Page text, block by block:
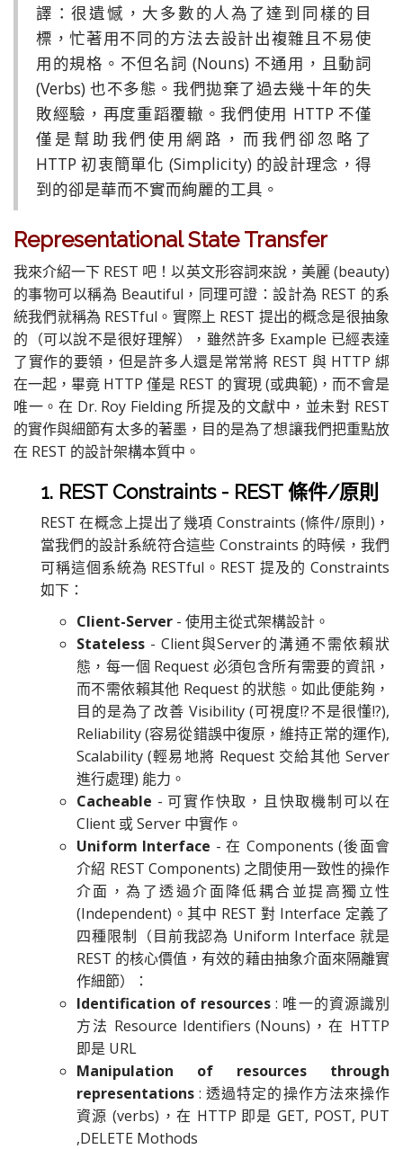
譯：很遺憾，大多數的人為了達到同樣的目
標，忙著用不同的方法去設計出複雜且不易使
用的規格。不但名詞 (Nouns) 不通用，且動詞
(Verbs) 也不多態。我們拋棄了過去幾十年的失
敗經驗，再度重蹈覆轍。我們使用 HTTP 不僅
僅是幫助我們使用網路，而我們卻忽略了
HTTP 初衷簡單化 (Simplicity) 的設計理念，得
到的卻是華而不實而絢麗的工具。
Representational State Transfer
我來介紹一下 REST 吧！以英文形容詞來說，美麗 (beauty)
的事物可以稱為 Beautiful，同理可證：設計為 REST 的系
統我們就稱為 RESTful。實際上 REST 提出的概念是很抽象
的（可以說不是很好理解），雖然許多 Example 已經表達
了實作的要領，但是許多人還是常常將 REST 與 HTTP 綁
在一起，畢竟 HTTP 僅是 REST 的實現 (或典範)，而不會是
唯一。在 Dr. Roy Fielding 所提及的文獻中，並未對 REST
的實作與細節有太多的著墨，目的是為了想讓我們把重點放
在 REST 的設計架構本質中。
1. REST Constraints - REST 條件/原則
REST 在概念上提出了幾項 Constraints (條件/原則)，
當我們的設計系統符合這些 Constraints 的時候，我們
可稱這個系統為 RESTful。REST 提及的 Constraints
如下：
Client-Server - 使用主從式架構設計。
Stateless - Client與Server的溝通不需依賴狀
態，每一個 Request 必須包含所有需要的資訊，
而不需依賴其他 Request 的狀態。如此便能夠，
目的是為了改善 Visibility (可視度!?不是很懂!?),
Reliability (容易從錯誤中復原，維持正常的運作),
Scalability (輕易地將 Request 交給其他 Server
進行處理) 能力。
Cacheable - 可實作快取，且快取機制可以在
Client 或 Server 中實作。
Uniform Interface - 在 Components (後面會
介紹 REST Components) 之間使用一致性的操作
介面，為了透過介面降低耦合並提高獨立性
(Independent)。其中 REST 對 Interface 定義了
四種限制（目前我認為 Uniform Interface 就是
REST 的核心價值，有效的藉由抽象介面來隔離實
作細節）：
Identification of resources : 唯一的資源識別
方法 Resource Identifiers (Nouns)，在 HTTP
即是 URL
Manipulation of resources through
representations : 透過特定的操作方法來操作
資源 (verbs)，在 HTTP 即是 GET, POST, PUT
,DELETE Mothods